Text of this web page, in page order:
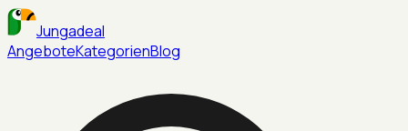
Jungadeal
AngeboteKategorienBlog